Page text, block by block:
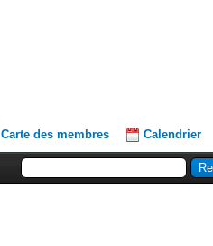
Carte des membres Calendrier